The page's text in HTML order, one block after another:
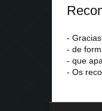
-
- de
- que
- Os